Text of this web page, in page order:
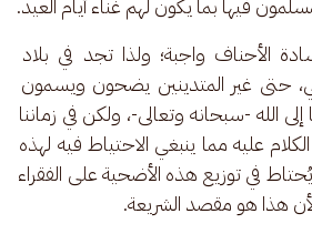
الأحناف واجبة؛ ولذا تجد في بلاد
حتى غير المتدينين يضحون ويسمون
الله -سبحانه وتعالى-، ولكن في زماننا
عليه مما ينبغي الاحتياط فيه لهذه
في توزيع هذه الأضحية على الفقراء
هذا هو مقصد الشريعة.